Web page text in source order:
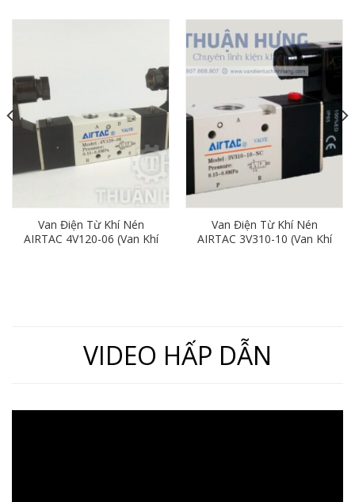
Van Điện Từ Khí Nén
AIRTAC 4V120-06 (Van Khí
Van Điện Từ Khí Nén
AIRTAC 3V310-10 (Van Khí
VIDEO HẤP DẪN